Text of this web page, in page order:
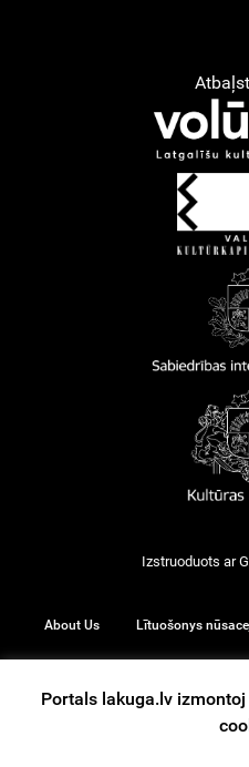
Izstruoduots ar
About Us Lītuošonys
©
Portals lakuga.lv